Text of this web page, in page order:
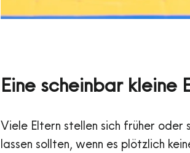
Eine scheinbar
Viele Eltern stellen sich früher
lassen sollten, wenn es plötzlich